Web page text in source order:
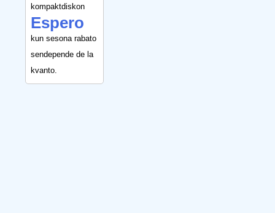
kompaktdiskon
Espero
kun sesona rabato
sendepende de la
kvanto.